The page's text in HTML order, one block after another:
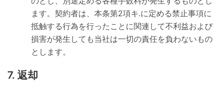
ます。契約者は、本条第2項キ.に定める禁止事項に
抵触する行為を行ったことに関連して不利益および
損害が発生しても当社は一切の責任を負わないもの
とします。
返却